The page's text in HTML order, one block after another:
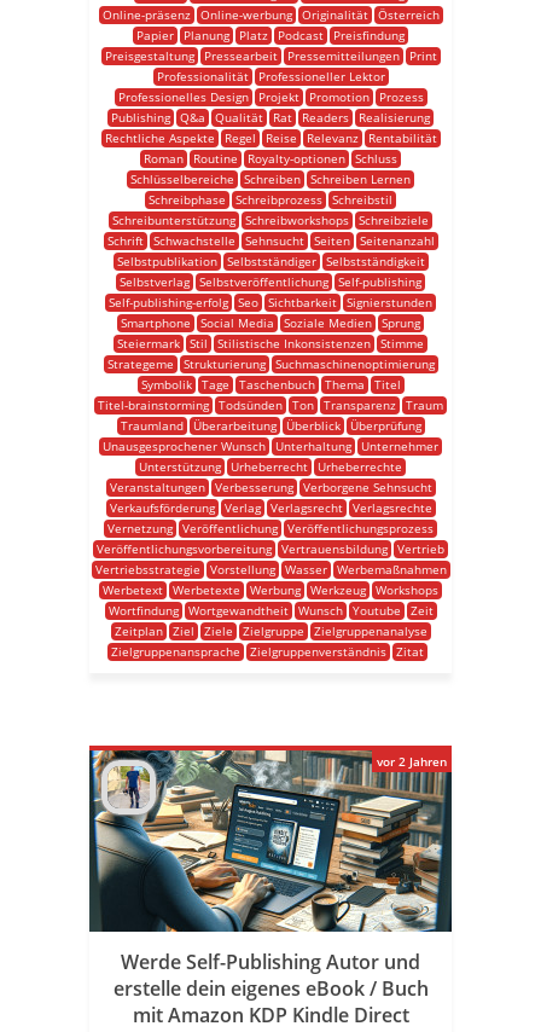
Online-präsenz
Online-werbung Originalität
Österreich
Papier
Planung Platz Podcast
Preisfindung
Preisgestaltung
Pressearbeit Pressemitteilungen
Print
Professionalität
Professioneller Lektor
Professionelles Design
Projekt Promotion
Prozess
Publishing Q&a Qualität Rat Readers
Realisierung
Rechtliche Aspekte
Regel Reise Relevanz
Rentabilität
Roman
Routine Royalty-optionen Schluss
Schlüsselbereiche
Schreiben Schreiben Lernen
Schreibphase
Schreibprozess Schreibstil
Schreibunterstützung Schreibworkshops Schreibziele
Schrift
Schwachstelle Sehnsucht Seiten
Seitenanzahl
Selbstpublikation
Selbstständiger
Selbstständigkeit
Selbstverlag Selbstveröffentlichung Self-publishing
Self-publishing-erfolg Seo Sichtbarkeit Signierstunden
Smartphone
Social Media Soziale Medien Sprung
Steiermark Stil Stilistische Inkonsistenzen Stimme
Strategeme
Strukturierung
Suchmaschinenoptimierung
Symbolik
Tage Taschenbuch Thema
Titel
Titel-brainstorming Todsünden Ton Transparenz Traum
Traumland
Überarbeitung Überblick
Überprüfung
Unausgesprochener Wunsch
Unterhaltung
Unternehmer
Unterstützung
Urheberrecht
Urheberrechte
Veranstaltungen
Verbesserung
Verborgene Sehnsucht
Verkaufsförderung
Verlag Verlagsrecht
Verlagsrechte
Vernetzung Veröffentlichung Veröffentlichungsprozess
Veröffentlichungsvorbereitung Vertrauensbildung Vertrieb
Vertriebsstrategie
Vorstellung Wasser
Werbemaßnahmen
Werbetext Werbetexte Werbung Werkzeug Workshops
Wortfindung
Wortgewandtheit Wunsch Youtube
Zeit
Zeitplan
Ziel Ziele Zielgruppe
Zielgruppenanalyse
Zielgruppenansprache
Zielgruppenverständnis Zitat
Werde Self-Publishing Autor und
erstelle dein eigenes eBook / Buch
mit Amazon KDP Kindle Direct
vor 2 Jahren